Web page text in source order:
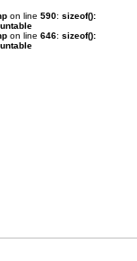
on line 590: sizeof():
on line 646: sizeof():